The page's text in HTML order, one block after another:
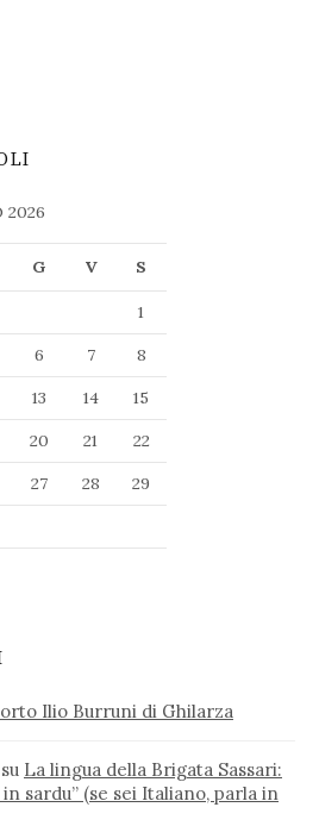
2026
G V S
1
6 7
8
13 14
15
20 21
22
27 28
29
Ilio Burruni di Ghilarza
su La lingua della Brigata Sassari:
sardu” (se sei Italiano, parla in